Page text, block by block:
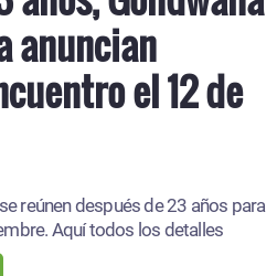
anuncian
el 12 de
reúnen después de 23 años para
Aquí todos los detalles